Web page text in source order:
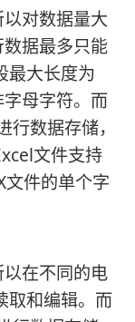
对数据量大
据最多只能
最大长度为
母字符。而
行数据存储，
文件支持
文件的单个字
以在不同的电
取和编辑。而